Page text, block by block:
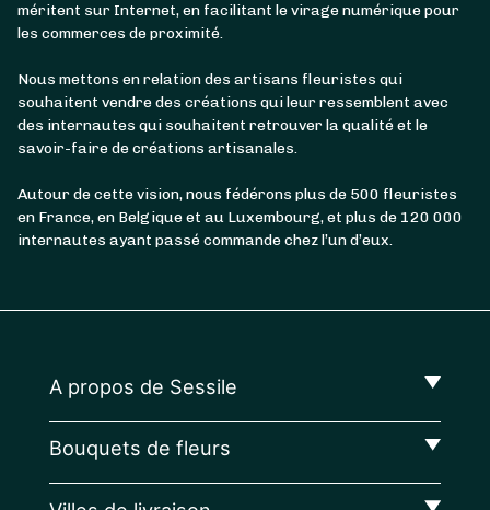
méritent sur Internet, en facilitant le virage numérique pour
les commerces de proximité.
Nous mettons en relation des artisans fleuristes qui
souhaitent vendre des créations qui leur ressemblent avec
des internautes qui souhaitent retrouver la qualité et le
savoir-faire de créations artisanales.
Autour de cette vision, nous fédérons plus de 500 fleuristes
en France, en Belgique et au Luxembourg, et plus de 120 000
internautes ayant passé commande chez l’un d’eux.
A propos de Sessile
Bouquets de fleurs